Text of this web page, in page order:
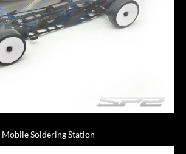
Soldering Station